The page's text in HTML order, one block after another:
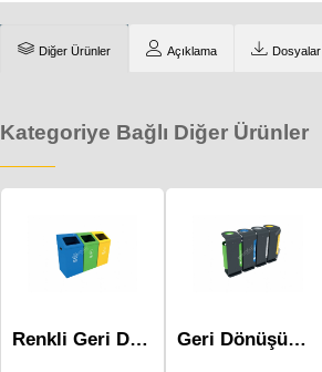
Diğer Ürünler Açıklama Dosyalar
Kategoriye Bağlı Diğer Ürünler
Renkli Geri Dönüşüm Kutusu - Mak-605a Geri Dönüşüm Atık Üniteleri Mak-666d